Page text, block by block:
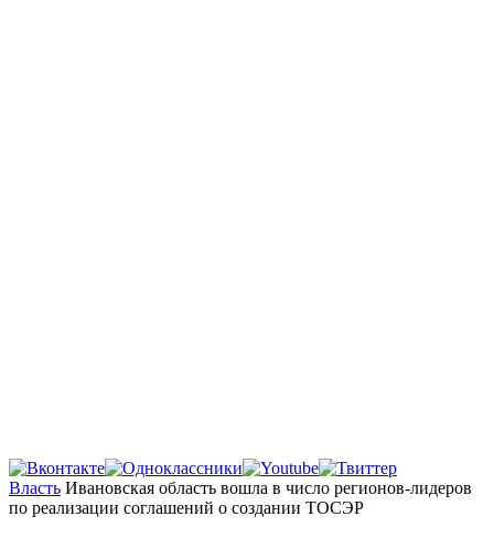
Главная
Власть Ивановская область вошла в число регионов-лидеров
по реализации соглашений о создании ТОСЭР